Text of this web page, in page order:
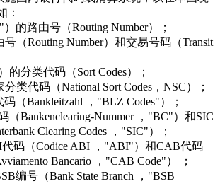
：
的路由号（Routing Number）；
（Routing Number）和交易号码（Transit
分类代码（Sort Codes）；
类代码（National Sort Codes，NSC）；
（Bankleitzahl ，"BLZ Codes"）；
（Bankenclearing-Nummer ，"BC"）和SIC
Clearing Codes ，"SIC"）；
码（Codice ABI ，"ABI"）和CAB代码
Bancario ，"CAB Code"） ；
编号（Bank State Branch ，"BSB